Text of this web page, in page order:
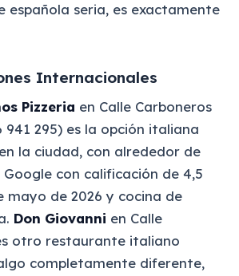
española seria, es exactamente
Internacionales
Pizzeria en Calle Carboneros
295) es la opción italiana
la ciudad, con alrededor de
Google con calificación de 4,5
mayo de 2026 y cocina de
Don Giovanni en Calle
otro restaurante italiano
completamente diferente,